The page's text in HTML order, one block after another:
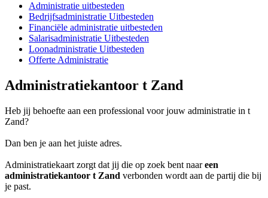
Administratie uitbesteden
Bedrijfsadministratie Uitbesteden
Financiële administratie uitbesteden
Salarisadministratie Uitbesteden
Loonadministratie Uitbesteden
Offerte Administratie
Administratiekantoor t Zand
Heb jij behoefte aan een professional voor jouw administratie in t
Zand?
Dan ben je aan het juiste adres.
Administratiekaart zorgt dat jij die op zoek bent naareen
administratiekantoor t Zand verbonden wordt aan de partij die bij
je past.